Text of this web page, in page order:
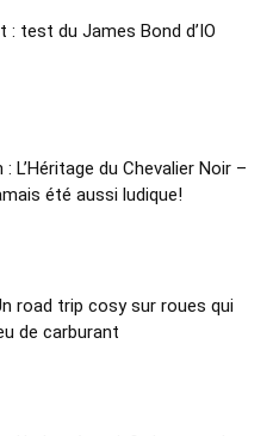
: test du James Bond d’IO
: L’Héritage du Chevalier Noir –
été aussi ludique!
road trip cosy sur roues qui
de carburant